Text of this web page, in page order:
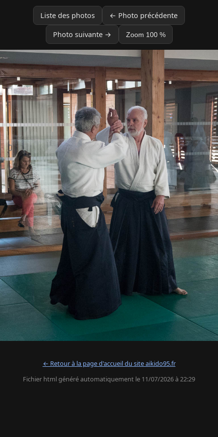
Liste des photos ← Photo précédente
Photo suivante → Zoom 100 %
← Retour à la page d'accueil du site aikido95.fr
Fichier html généré automatiquement le 11/07/2026 à 22:29